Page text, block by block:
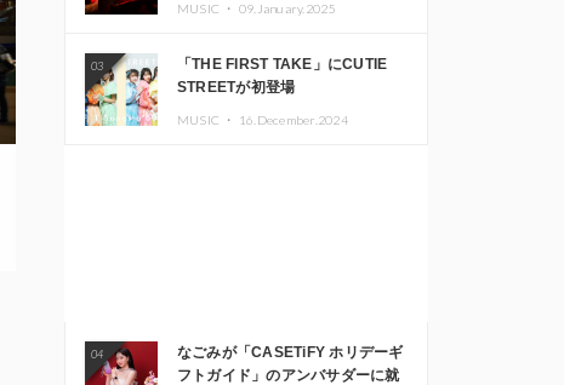
Kza（FORCE OF NATURE）ら日
本を代表するDJ・クリエイターが
出演
MUSIC ・ 09.January.2025
03
「THE FIRST TAKE」にCUTIE
STREETが初登場
MUSIC ・ 16.December.2024
04
なごみが「CASETiFY ホリデーギ
フトガイド」のアンバサダーに就